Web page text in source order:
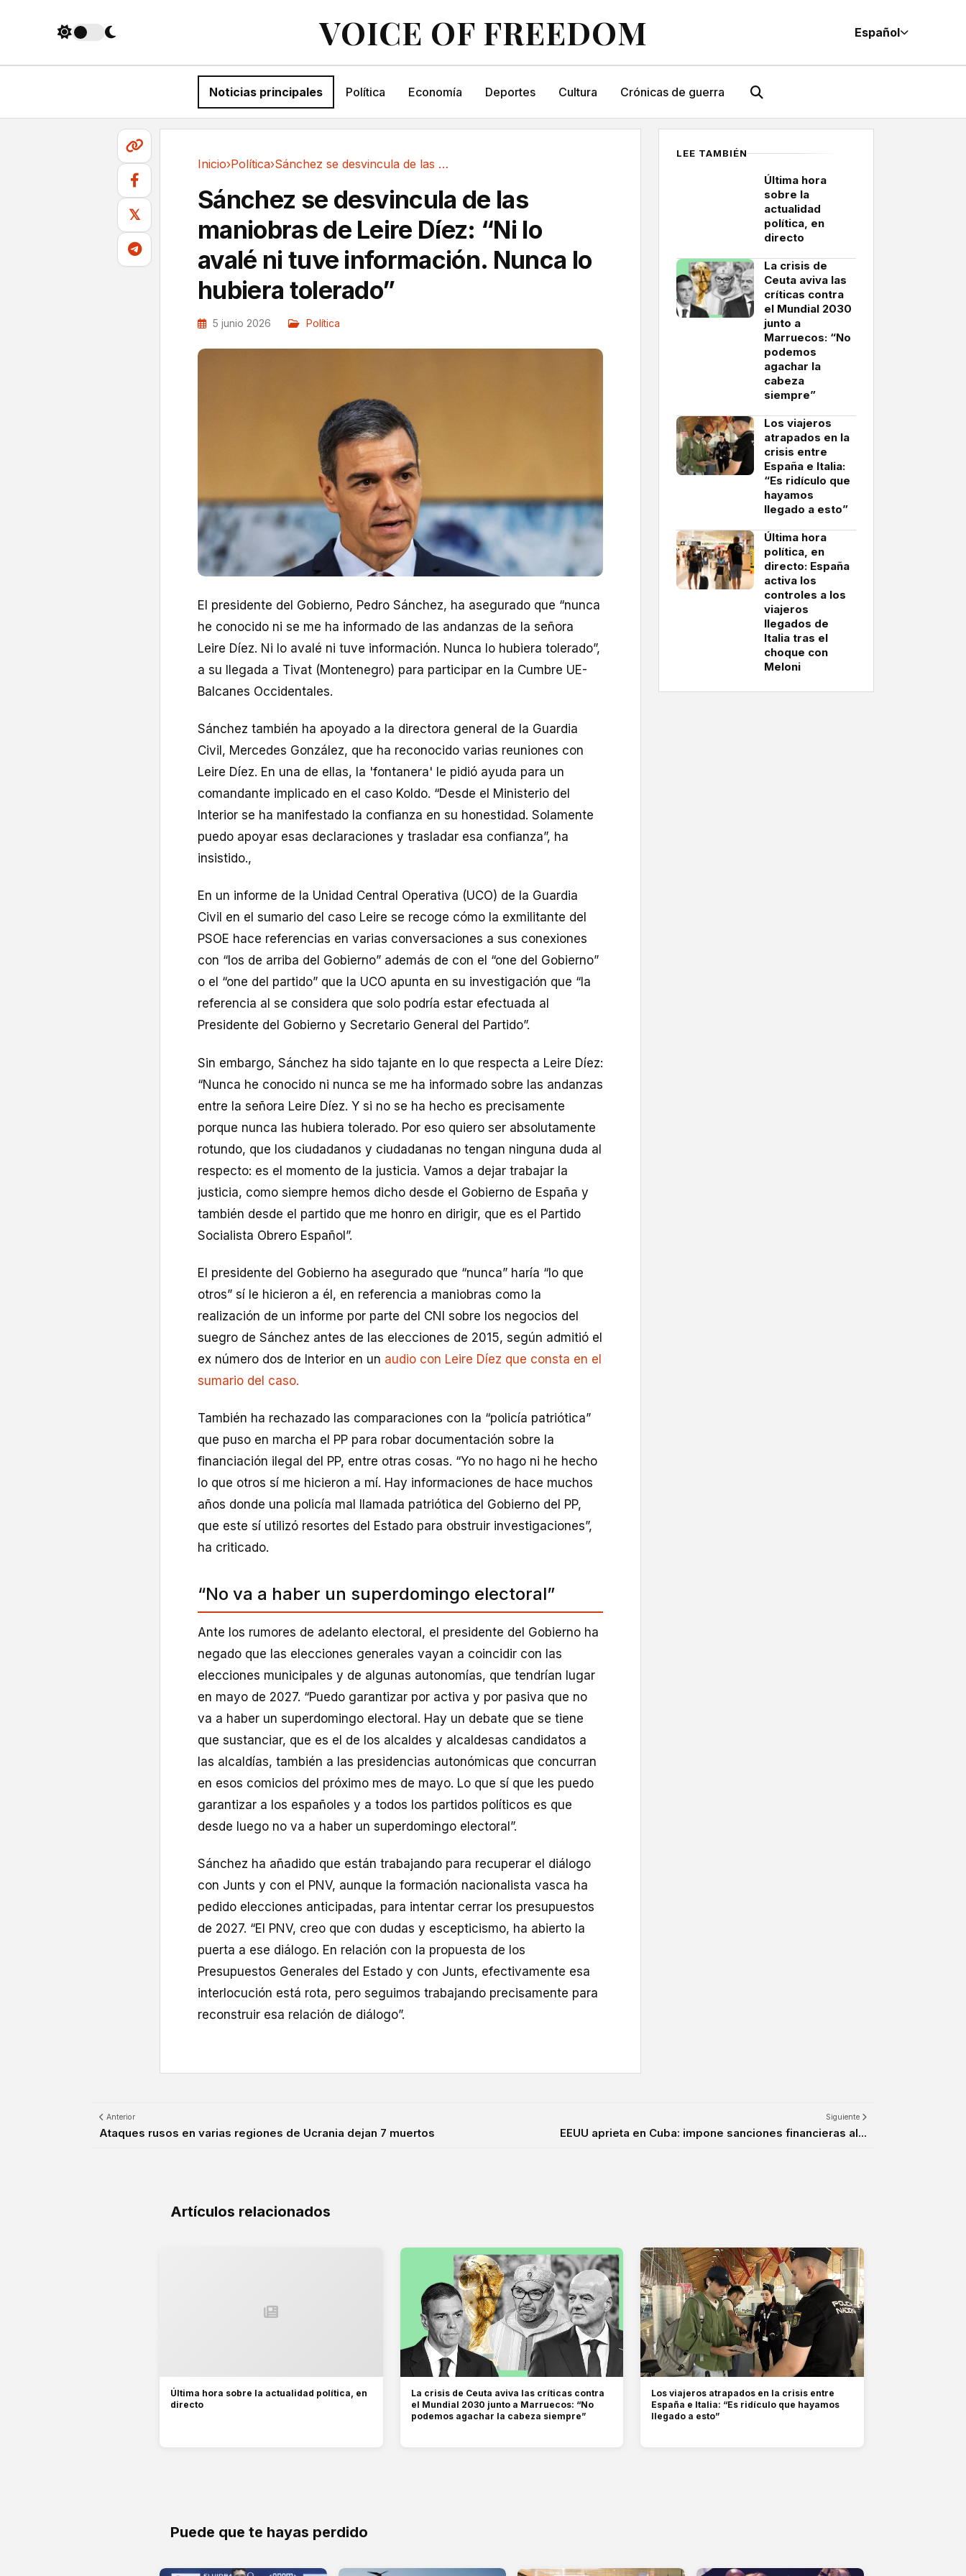
VOICE OF FREEDOM Español
Noticias principales Política Economía Deportes Cultura Crónicas de guerra
𝕏
Inicio›Política› Sánchez se desvincula de las maniobras de...
Sánchez se desvincula de las
maniobras de Leire Díez: “Ni lo
avalé ni tuve información. Nunca lo
hubiera tolerado”
5 junio 2026 Política
El presidente del Gobierno, Pedro Sánchez, ha asegurado que “nunca
he conocido ni se me ha informado de las andanzas de la señora
Leire Díez. Ni lo avalé ni tuve información. Nunca lo hubiera tolerado”,
a su llegada a Tivat (Montenegro) para participar en la Cumbre UE-
Balcanes Occidentales.
Sánchez también ha apoyado a la directora general de la Guardia
Civil, Mercedes González, que ha reconocido varias reuniones con
Leire Díez. En una de ellas, la 'fontanera' le pidió ayuda para un
comandante implicado en el caso Koldo. “Desde el Ministerio del
Interior se ha manifestado la confianza en su honestidad. Solamente
puedo apoyar esas declaraciones y trasladar esa confianza”, ha
insistido.,
En un informe de la Unidad Central Operativa (UCO) de la Guardia
Civil en el sumario del caso Leire se recoge cómo la exmilitante del
PSOE hace referencias en varias conversaciones a sus conexiones
con “los de arriba del Gobierno” además de con el “one del Gobierno”
o el “one del partido” que la UCO apunta en su investigación que “la
referencia al se considera que solo podría estar efectuada al
Presidente del Gobierno y Secretario General del Partido”.
Sin embargo, Sánchez ha sido tajante en lo que respecta a Leire Díez:
“Nunca he conocido ni nunca se me ha informado sobre las andanzas
entre la señora Leire Díez. Y si no se ha hecho es precisamente
porque nunca las hubiera tolerado. Por eso quiero ser absolutamente
rotundo, que los ciudadanos y ciudadanas no tengan ninguna duda al
respecto: es el momento de la justicia. Vamos a dejar trabajar la
justicia, como siempre hemos dicho desde el Gobierno de España y
también desde el partido que me honro en dirigir, que es el Partido
Socialista Obrero Español”.
El presidente del Gobierno ha asegurado que “nunca” haría “lo que
otros” sí le hicieron a él, en referencia a maniobras como la
realización de un informe por parte del CNI sobre los negocios del
suegro de Sánchez antes de las elecciones de 2015, según admitió el
ex número dos de Interior en un audio con Leire Díez que consta en el
sumario del caso.
También ha rechazado las comparaciones con la “policía patriótica”
que puso en marcha el PP para robar documentación sobre la
financiación ilegal del PP, entre otras cosas. “Yo no hago ni he hecho
lo que otros sí me hicieron a mí. Hay informaciones de hace muchos
años donde una policía mal llamada patriótica del Gobierno del PP,
que este sí utilizó resortes del Estado para obstruir investigaciones”,
ha criticado.
“No va a haber un superdomingo electoral”
Ante los rumores de adelanto electoral, el presidente del Gobierno ha
negado que las elecciones generales vayan a coincidir con las
elecciones municipales y de algunas autonomías, que tendrían lugar
en mayo de 2027. “Puedo garantizar por activa y por pasiva que no
va a haber un superdomingo electoral. Hay un debate que se tiene
que sustanciar, que es el de los alcaldes y alcaldesas candidatos a
las alcaldías, también a las presidencias autonómicas que concurran
en esos comicios del próximo mes de mayo. Lo que sí que les puedo
garantizar a los españoles y a todos los partidos políticos es que
desde luego no va a haber un superdomingo electoral”.
Sánchez ha añadido que están trabajando para recuperar el diálogo
con Junts y con el PNV, aunque la formación nacionalista vasca ha
pedido elecciones anticipadas, para intentar cerrar los presupuestos
de 2027. “El PNV, creo que con dudas y escepticismo, ha abierto la
puerta a ese diálogo. En relación con la propuesta de los
Presupuestos Generales del Estado y con Junts, efectivamente esa
interlocución está rota, pero seguimos trabajando precisamente para
reconstruir esa relación de diálogo”.
LEE TAMBIÉN
Última hora
sobre la
actualidad
política, en
directo
La crisis de
Ceuta aviva las
críticas contra
el Mundial 2030
junto a
Marruecos: “No
podemos
agachar la
cabeza
siempre”
Los viajeros
atrapados en la
crisis entre
España e Italia:
“Es ridículo que
hayamos
llegado a esto”
Última hora
política, en
directo: España
activa los
controles a los
viajeros
llegados de
Italia tras el
choque con
Meloni
Anterior
Ataques rusos en varias regiones de Ucrania dejan 7 muertos
Siguiente
EEUU aprieta en Cuba: impone sanciones financieras al...
Artículos relacionados
Última hora sobre la actualidad política, en
directo
La crisis de Ceuta aviva las críticas contra
el Mundial 2030 junto a Marruecos: “No
podemos agachar la cabeza siempre”
Los viajeros atrapados en la crisis entre
España e Italia: “Es ridículo que hayamos
llegado a esto”
Puede que te hayas perdido